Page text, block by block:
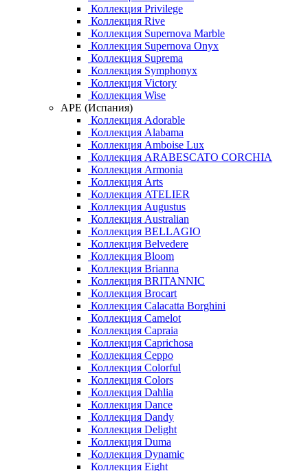
Коллекция Privilege
Коллекция Rive
Коллекция Supernova Marble
Коллекция Supernova Onyx
Коллекция Suprema
Коллекция Symphonyx
Коллекция Victory
Коллекция Wise
APE (Испания)
Коллекция Adorable
Коллекция Alabama
Коллекция Amboise Lux
Коллекция ARABESCATO CORCHIA
Коллекция Armonia
Коллекция Arts
Коллекция ATELIER
Коллекция Augustus
Коллекция Australian
Коллекция BELLAGIO
Коллекция Belvedere
Коллекция Bloom
Коллекция Brianna
Коллекция BRITANNIC
Коллекция Brocart
Коллекция Calacatta Borghini
Коллекция Camelot
Коллекция Capraia
Коллекция Caprichosa
Коллекция Ceppo
Коллекция Colorful
Коллекция Colors
Коллекция Dahlia
Коллекция Dance
Коллекция Dandy
Коллекция Delight
Коллекция Duma
Коллекция Dynamic
Коллекция Eight